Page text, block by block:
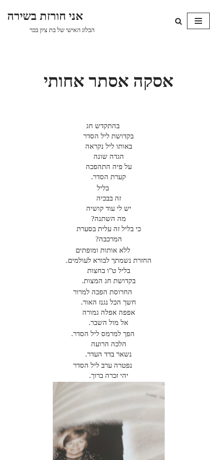
Skip
אני חורזת בשירה
הבלוג האישי של בת ציון בכר
אסקה אסתר אחותי
בהתקדש חג
בקדושת ליל הסדר
באותו ליל נקראה
הגדה שונה
על פיה התהפכה
קערת הסדר.
בליל
זה בבכיה
יש לי עוד קושיה
מה השתנה?
כי בליל זה עלית בסערת
המרכבה?
ללא אותות ומופתים
החזרת נשמתך לבורא לעולמים.
בליל ט"ו בחצות
בקדושת חג המצות.
החרוסת הפכה למרור
חשך הכל נגנז האור.
אפפה אפלה גמורה
אל מול השבר.
הפך למרמס ליל הסדר.
הלכה הרועה
נשאר בדד העדר.
נפטרה ערב ליל הסדר
יהי זכרה ברוך.